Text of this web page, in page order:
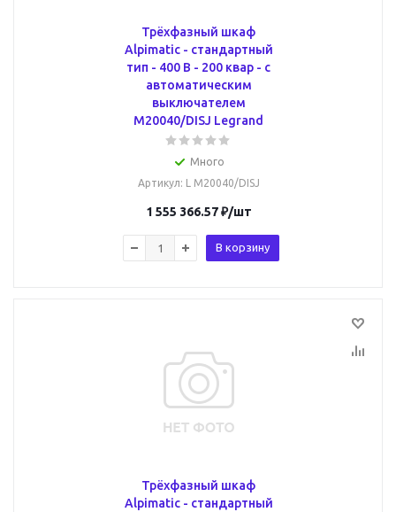
Трёхфазный шкаф
Alpimatic - стандартный
тип - 400 В - 200 квар - c
автоматическим
выключателем
M20040/DISJ Legrand
Много
Артикул: L M20040/DISJ
1 555 366.57₽/шт
В корзину
Трёхфазный шкаф
Alpimatic - стандартный